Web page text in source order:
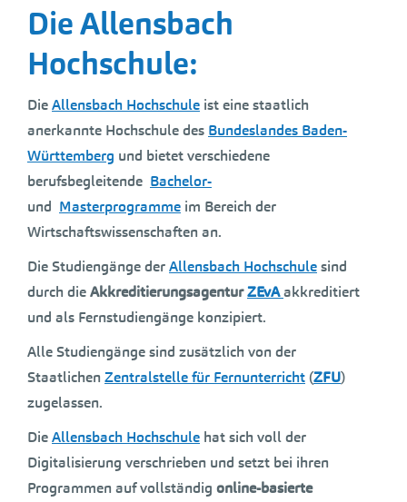
Die Allensbach
Hochschule:
DieAllensbach Hochschule ist eine staatlich
anerkannte Hochschule des Bundeslandes Baden-
Württemberg und bietet verschiedene
berufsbegleitende Bachelor-
und Masterprogramme im Bereich der
Wirtschaftswissenschaften an.
Die Studiengänge derAllensbach Hochschulesind
durch dieAkkreditierungsagenturZEvAakkreditiert
und als Fernstudiengänge konzipiert.
Alle Studiengänge sind zusätzlich von der
Staatlichen Zentralstelle für Fernunterricht (ZFU)
zugelassen.
DieAllensbach Hochschule hat sich voll der
Digitalisierung verschrieben und setzt bei ihren
Programmen auf vollständig online-basierte